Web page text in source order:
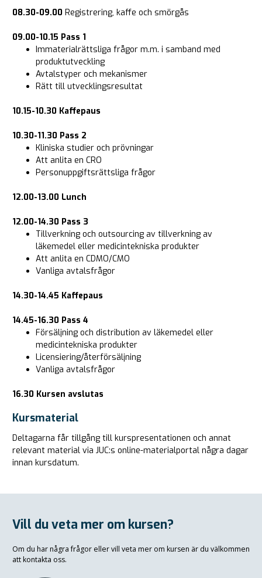
08.30-09.00 Registrering, kaffe och smörgås
09.00-10.15 Pass 1
Immaterialrättsliga frågor m.m. i samband med
produktutveckling
Avtalstyper och mekanismer
Rätt till utvecklingsresultat
10.15-10.30 Kaffepaus
10.30-11.30 Pass 2
Kliniska studier och prövningar
Att anlita en CRO
Personuppgiftsrättsliga frågor
12.00-13.00 Lunch
12.00-14.30 Pass 3
Tillverkning och outsourcing av tillverkning av
läkemedel eller medicintekniska produkter
Att anlita en CDMO/CMO
Vanliga avtalsfrågor
14.30-14.45 Kaffepaus
14.45-16.30 Pass 4
Försäljning och distribution av läkemedel eller
medicintekniska produkter
Licensiering/återförsäljning
Vanliga avtalsfrågor
16.30 Kursen avslutas
Kursmaterial
Deltagarna får tillgång till kurspresentationen och annat
relevant material via JUC:s online-materialportal några dagar
innan kursdatum.
Vill du veta mer om kursen?
Om du har några frågor eller vill veta mer om kursen är du välkommen
att kontakta oss.